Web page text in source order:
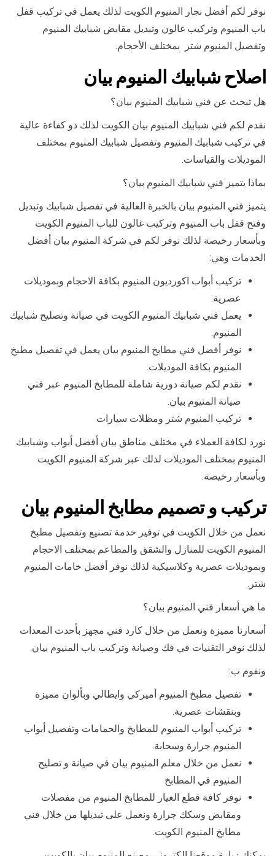
نوفر لكم أفضل نجار المنيوم الكويت لذلك يعمل في تركيب قفل
باب المنيوم وتركيب غالون وتبديل مقابض شبابيك المنيوم
وتفصيل المنيوم شتر بمختلف الأحجام.
اصلاح شبابيك المنيوم بيان
هل تبحث عن فني شبابيك المنيوم بيان؟
نقدم لكم فني شبابيك المنيوم بيان الكويت لذلك ذو كفاءة عالية
في تركيب شبابيك المنيوم وتفصيل شبابيك المنيوم بمختلف
الموديلات والقياسات.
بماذا يتميز فني شبابيك المنيوم بيان؟
يتميز فني المنيوم بيان بالخبرة العالية في تفصيل شبابيك وتبديل
وفتح قفل باب المنيوم وتركيب غالون للباب المنيوم الكويت
وبأسعار رخيصة لذلك نوفر لكم في شركة المنيوم بيان أفضل
الخدمات وهي:
تركيب أبواب اكورديون المنيوم بكافة الاحجام وبموديلات
عصرية.
يعمل فني شبابيك المنيوم الكويت في صيانة وتصليح شبابيك
المنيوم.
نوفر أفضل فني مطابخ المنيوم بيان يعمل في تفصيل مطبخ
المنيوم بكافة الموديلات.
نقدم لكم صيانة دورية شاملة للمطابخ المنيوم عبر فني
صيانة المنيوم بيان.
تركيب المنيوم شتر ومظلات سيارات
نورد لكافة العملاء في مختلف مناطق بيان أفضل أبواب وشبابيك
المنيوم بمختلف الموديلات لذلك عبر شركة المنيوم الكويت
وبأسعار رخيصة.
تركيب و تصميم مطابخ المنيوم بيان
نعمل من خلال الكويت في توفير خدمة تصنيع وتفصيل مطبخ
المنيوم الكويت للمنازل والشقق والمطاعم بمختلف الاحجام
وبموديلات عصرية وكلاسيكية لذلك نوفر أفضل خامات المنيوم
شتر.
ما هي أسعار فني المنيوم بيان؟
أسعارنا مميزة ونعمل من خلال كارد فني مجهز بأحدث المعدات
لذلك نوفر التقنيات في فك وصيانة وتركيب باب المنيوم بيان.
ونقوم ب:
تفصيل مطبخ المنيوم أميركي وايطالي وبألوان مميزة
وبنقشات عصرية.
تركيب أبواب المنيوم للمطابخ والحمامات وتفصيل أبواب
المنيوم جرارة وسحابة.
نعمل من خلال معلم المنيوم بيان في صيانة و تصليح
المنيوم في المطابخ
نوفر كافة قطع الغيار للمطابخ المنيوم من مفصلات
ومقابض وسكك جرارة ونعمل على تبديلها من خلال فني
مطابخ المنيوم الكويت.